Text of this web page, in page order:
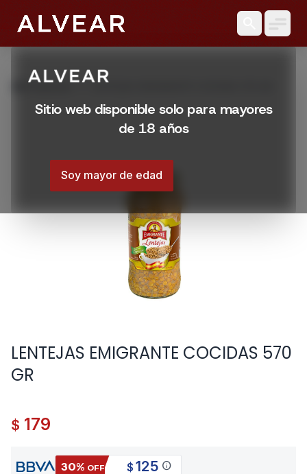
Sitio web disponible solo para mayores
de 18 años
Soy mayor de edad
Productos LENTEJAS EMIGRANTE COCIDAS 570 GR
LENTEJAS EMIGRANTE COCIDAS 570
GR
$ 179
30% OFF $ 125 info